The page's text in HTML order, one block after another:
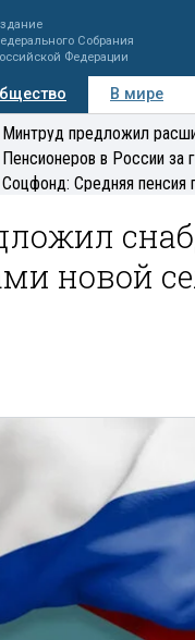
Собрания
Федерации
В мире
Регионы
Минтруд предложил
Пенсионеров в России за
Соцфонд: Средняя пенсия
новой